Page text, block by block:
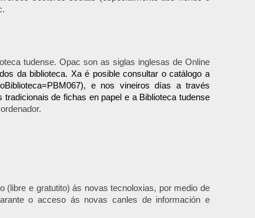
tudense. Opac son as siglas inglesas de Online
da biblioteca. Xa é posible consultar o catálogo a
), e nos vineiros días a través
de fichas en papel e a Biblioteca tudense
(libre e gratutito) ás novas tecnoloxias, por medio de
o acceso ás novas canles de información e